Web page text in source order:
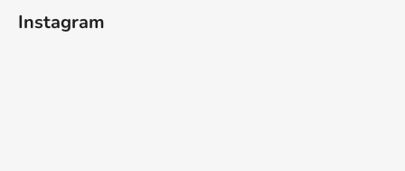
Instagram